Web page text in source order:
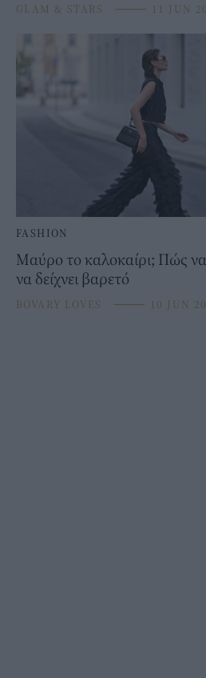
GLAM & STARS ⸻ 11 JUN
FASHION
Μαύρο το καλοκαίρι; Πώς
να δείχνει βαρετό
BOVARY LOVES ⸻ 10 JUN